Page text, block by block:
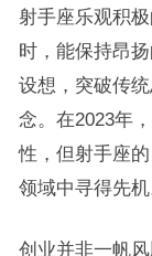
射手座乐观积
时，能保持昂
设想，突破传
念。在2023年
性，但射手座
领域中寻得先机
创业并非一帆